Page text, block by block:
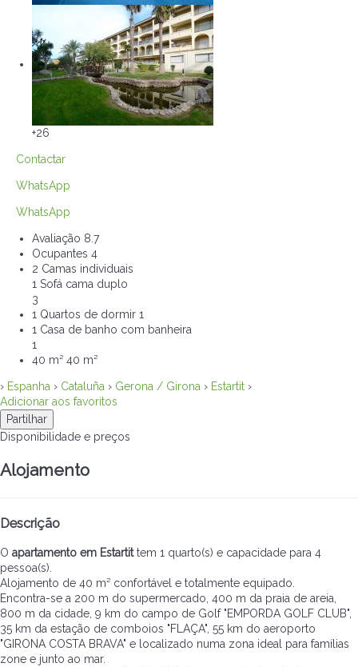
+26
Contactar
WhatsApp
WhatsApp
Avaliação 8.7
Ocupantes 4
2 Camas individuais
1 Sofá cama duplo
3
1 Quartos de dormir 1
1 Casa de banho com banheira
1
40 m² 40 m²
› Espanha › Cataluña › Gerona / Girona › Estartit ›
Adicionar aos favoritos
Partilhar
Disponibilidade e preços
Alojamento
Descrição
O apartamento em Estartittem 1 quarto(s) e capacidade para 4
pessoa(s).
Alojamento de 40 m² confortável e totalmente equipado.
Encontra-se a 200 m do supermercado, 400 m da praia de areia,
800 m da cidade, 9 km do campo de Golf "EMPORDA GOLF CLUB",
35 km da estação de comboios "FLAÇA", 55 km do aeroporto
"GIRONA COSTA BRAVA" e localizado numa zona ideal para famílias
zone e junto ao mar.